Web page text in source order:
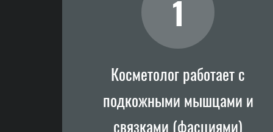
1
Косметолог работает с
подкожными мышцами и
связками (фасциями)